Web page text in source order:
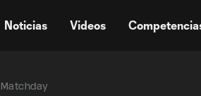
Noticias Videos
Matchday